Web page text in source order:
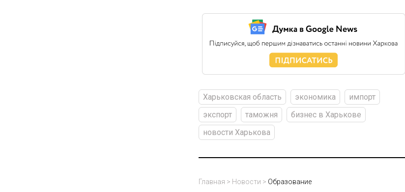
Харьковская область экономика
импорт
экспорт
таможня
бизнес в Харькове
новости Харькова
Главная > Новости > Образование